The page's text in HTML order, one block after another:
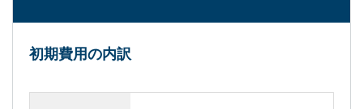
初期費用の内訳